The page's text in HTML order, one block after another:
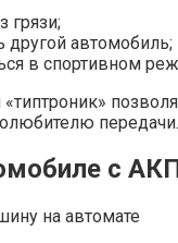
грязи;
другой автомобиль;
в спортивном
передачи.
с